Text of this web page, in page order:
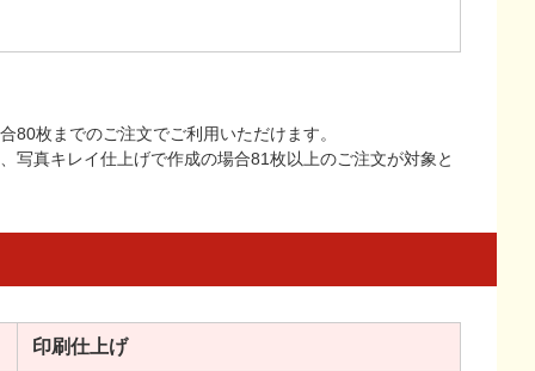
枚までのご注文でご利用いただけます。
写真キレイ仕上げで作成の場合81枚以上のご注文が対象と
印刷仕上げ